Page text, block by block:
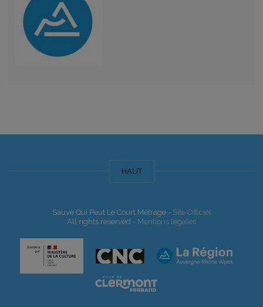
HAUT
Sauve Qui Peut Le Court Métrage - Site Officiel
All rights reserved - Mentions légales